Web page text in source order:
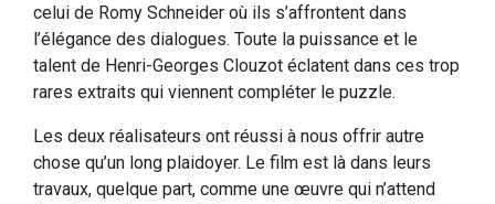
celui de Romy Schneider où ils s’affrontent dans
l’élégance des dialogues. Toute la puissance et le
talent de Henri-Georges Clouzot éclatent dans ces trop
rares extraits qui viennent compléter le puzzle.
Les deux réalisateurs ont réussi à nous offrir autre
chose qu’un long plaidoyer. Le film est là dans leurs
travaux, quelque part, comme une œuvre qui n’attend